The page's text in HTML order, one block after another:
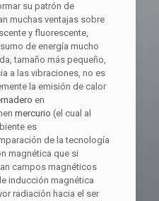
su patrón de
muchas ventajas sobre
y fluorescente,
de energía mucho
tamaño más pequeño,
a las vibraciones, no es
la emisión de calor
en
mercurio (el cual al
es
de la tecnología
magnética que si
campos magnéticos
inducción magnética
radiación hacia el ser